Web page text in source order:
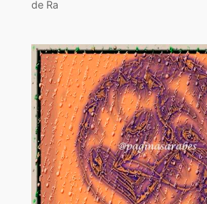
de Ra